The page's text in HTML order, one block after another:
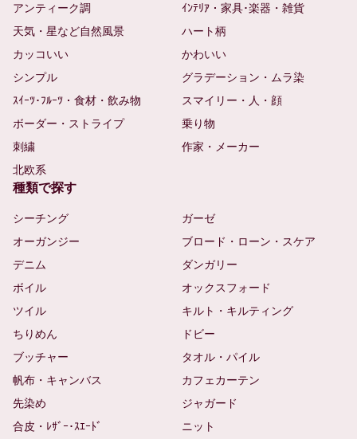
アンティーク調
ｲﾝﾃﾘｱ・家具･楽器・雑貨
天気・星など自然風景
ハート柄
カッコいい
かわいい
シンプル
グラデーション・ムラ染
ｽｲｰﾂ･ﾌﾙｰﾂ・食材・飲み物
スマイリー・人・顔
ボーダー・ストライプ
乗り物
刺繍
作家・メーカー
北欧系
種類で探す
シーチング
ガーゼ
オーガンジー
ブロード・ローン・スケア
デニム
ダンガリー
ボイル
オックスフォード
ツイル
キルト・キルティング
ちりめん
ドビー
ブッチャー
タオル・パイル
帆布・キャンバス
カフェカーテン
先染め
ジャガード
合皮・ﾚｻﾞｰ･ｽｴｰﾄﾞ
ニット